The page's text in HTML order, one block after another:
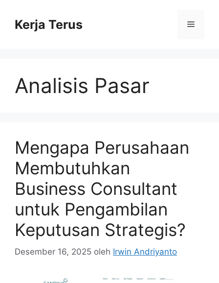
Kerja Terus Menu
Analisis Pasar
Mengapa Perusahaan
Membutuhkan
Business Consultant
untuk Pengambilan
Keputusan Strategis?
Desember 16, 2025 oleh Irwin Andriyanto